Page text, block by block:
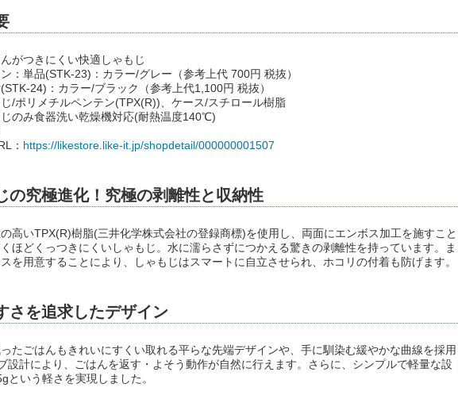
がつきにくい快適しゃもじ
：単品(STK-23)：カラー/グレー（参考上代 700円 税抜）
24)：カラー/ブラック（参考上代1,100円 税抜）
/ポリメチルペンテン(TPX(R))、ケース/スチロール樹脂
のみ食器洗い乾燥機対応(耐熱温度140℃)
： https://likestore.like-it.jp/shopdetail/000000001507
の究極進化！究極の剥離性と収納性
高いTPX(R)樹脂(三井化学株式会社の登録商標)を使用し、両面にエンボス加工を施すこと
ほどくっつきにくいしゃもじ。水に濡らさずにつかえる驚きの剥離性を持っています。ま
を用意することにより、しゃもじはスマートに自立させられ、ホコリの付着も防げます。
さを追求したデザイン
たごはんもきれいにすくい取れる平らな先端デザインや、手に馴染む緩やかな曲線を採用
設計により、ごはんを返す・よそう動作が自然に行えます。さらに、シンプルで軽量な設
という軽さを実現しました。